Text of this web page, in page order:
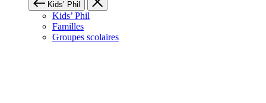
Kids’ Phil
Kids’ Phil
Familles
Groupes scolaires